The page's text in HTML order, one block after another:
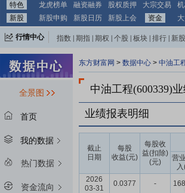
特色 龙虎榜单 融资融券 股权质押 大宗交易
新股
新股申购 新股日历 新股上会 资金
行情中心 指数 期指 期权 个股 板块 排行 新股
全景图
首页
我的数据
热门数据
资金流向
东方财富网 > 数据中心 > 中油工
中油工程(600339)
业绩报表明细
截止
日期
每股
收益(元)
每股收
益(扣除)
(元)
营
2026
03-31
0.0377 -